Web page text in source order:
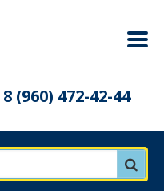
8 (960) 472-42-44